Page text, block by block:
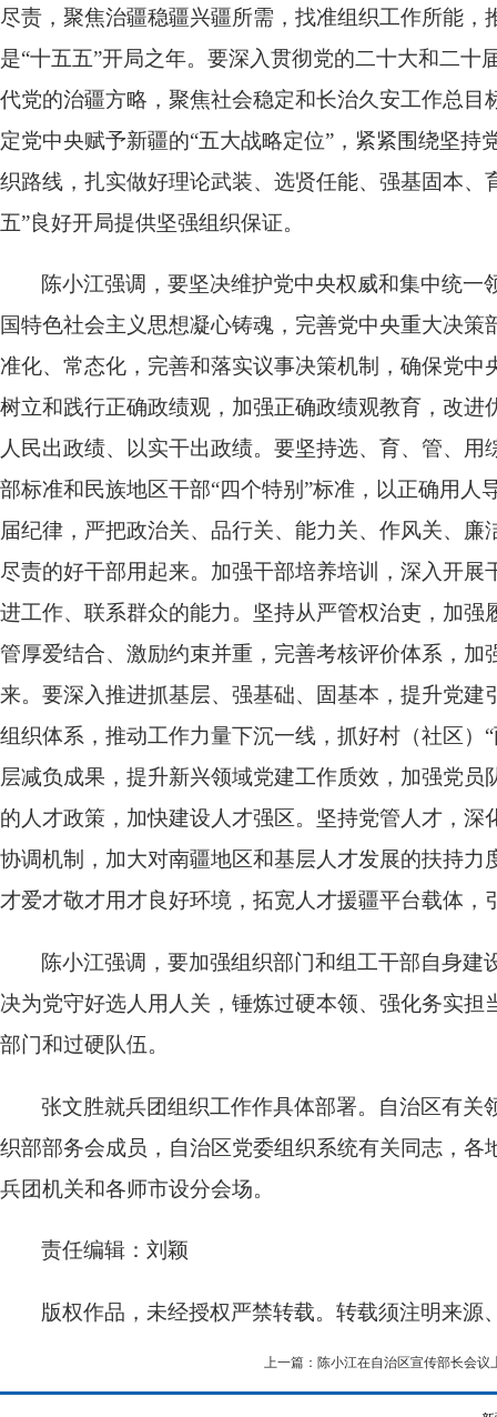
尽责，聚焦治疆稳疆兴疆所需，找准组织工作所能
是“十五五”开局之年。要深入贯彻党的二十大和二
代党的治疆方略，聚焦社会稳定和长治久安工作总
定党中央赋予新疆的“五大战略定位”，紧紧围绕坚
织路线，扎实做好理论武装、选贤任能、强基固本
五”良好开局提供坚强组织保证。
陈小江强调，要坚决维护党中央权威和集中统
国特色社会主义思想凝心铸魂，完善党中央重大决
准化、常态化，完善和落实议事决策机制，确保党
树立和践行正确政绩观，加强正确政绩观教育，改
人民出政绩、以实干出政绩。要坚持选、育、管、
部标准和民族地区干部“四个特别”标准，以正确用
届纪律，严把政治关、品行关、能力关、作风关、
尽责的好干部用起来。加强干部培养培训，深入开
进工作、联系群众的能力。坚持从严管权治吏，加
管厚爱结合、激励约束并重，完善考核评价体系，
来。要深入推进抓基层、强基础、固基本，提升党
组织体系，推动工作力量下沉一线，抓好村（社区
层减负成果，提升新兴领域党建工作质效，加强党
的人才政策，加快建设人才强区。坚持党管人才，
协调机制，加大对南疆地区和基层人才发展的扶持
才爱才敬才用才良好环境，拓宽人才援疆平台载体，
陈小江强调，要加强组织部门和组工干部自身
决为党守好选人用人关，锤炼过硬本领、强化务实
部门和过硬队伍。
张文胜就兵团组织工作作具体部署。自治区有
织部部务会成员，自治区党委组织系统有关同志，
兵团机关和各师市设分会场。
责任编辑：刘颖
版权作品，未经授权严禁转载。转载须注明来
上一篇：陈小江在自治区宣传部长会